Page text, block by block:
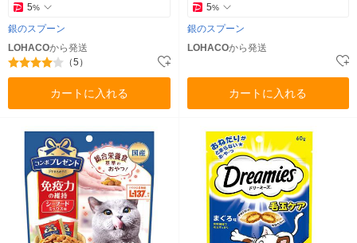
5%
銀のスプーン
LOHACOから発送
（5）
カートに入れる
5%
銀のスプーン
LOHACOから発送
カートに入れる